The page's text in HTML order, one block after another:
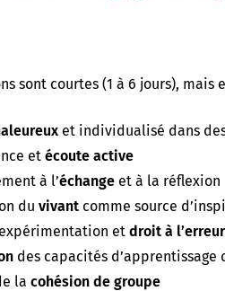
sont courtes (1 à 6 jours),
et individualisé dans
et écoute active
à l’échange et à la réflexion
du vivant comme source
et droit à l’erreur
des capacités d’apprentissage
la cohésion de groupe